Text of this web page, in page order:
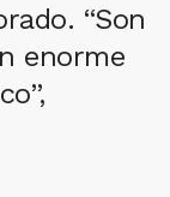
“Son
enorme